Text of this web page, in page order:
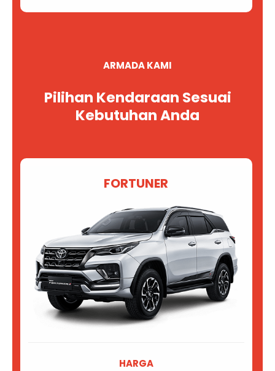
ARMADA KAMI
Pilihan Kendaraan Sesuai
Kebutuhan Anda
FORTUNER
HARGA